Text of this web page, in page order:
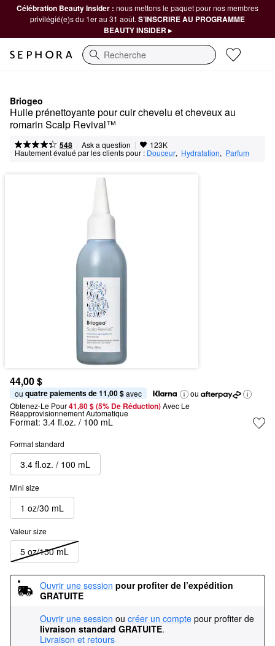
Célébration Beauty Insider : nous mettons le paquet pour nos membres
privilégié(e)s du 1er au 31 août. S’INSCRIRE AU PROGRAMME
BEAUTY INSIDER ▸
Recherche
Briogeo
Huile prénettoyante pour cuir chevelu et cheveux au
romarin Scalp Revival™
548 | Ask a question | 123K
Hautement évalué par les clients pour : Douceur, Hydratation, Parfum
44,00 $
ou quatre paiements de 11,00 $ avec
ou
Obtenez-Le Pour41,80 $ (5% De Réduction) Avec Le
Réapprovisionnement Automatique
Format: 3.4 fl.oz. / 100 mL
Format standard
3.4 fl.oz. / 100 mL
Mini size
1 oz/30 mL
Valeur size
5 oz/150 mL
Ouvrir une session pour profiter de l’expédition
GRATUITE
Ouvrir une session ou créer un compte pour profiter de
livraison standard GRATUITE.
Livraison et retours